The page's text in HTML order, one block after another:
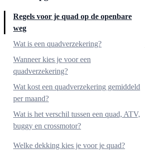
Regels voor je quad op de openbare
weg
Wat is een quadverzekering?
Wanneer kies je voor een
quadverzekering?
Wat kost een quadverzekering gemiddeld
per maand?
Wat is het verschil tussen een quad, ATV,
buggy en crossmotor?
Een zakelijke quad verzekeren
Welke dekking kies je voor je quad?